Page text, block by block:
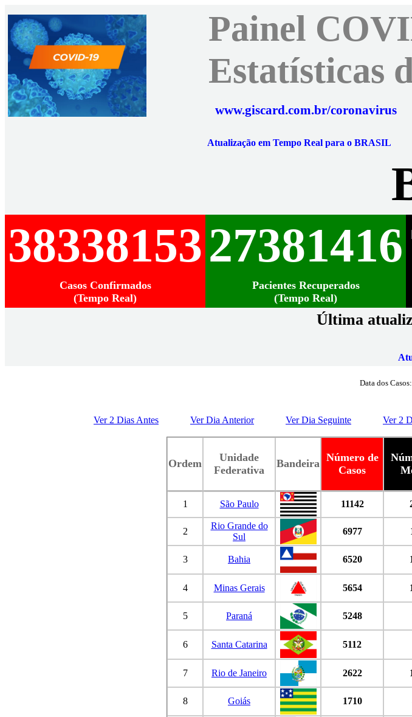
Painel
Estatísticas
www.giscard.com.br/coronavirus
Atualização em Tempo Real para o BRASIL
3833815327381416
Casos Confirmados
(Tempo Real)
Pacientes Recuperados
(Tempo Real)
Última
Data dos Casos:
Ver 2 Dias Antes Ver Dia Anterior Ver Dia Seguinte Ver 2
Ordem
Unidade
Federativa
Bandeira Número de
Casos
1 São Paulo 11142
2
Rio Grande do
Sul
6977
3 Bahia 6520
4 Minas Gerais 5654
5 Paraná 5248
6 Santa Catarina 5112
7 Rio de Janeiro 2622
8 Goiás 1710